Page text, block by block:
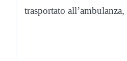
trasportato